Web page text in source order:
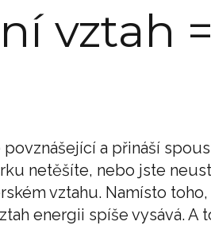
vztah
a přináší
netěšíte, nebo jste
vztahu. Namísto
energii spíše vysává. A